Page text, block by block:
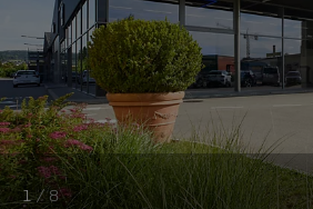
1 / 8